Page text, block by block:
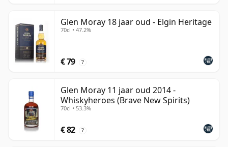
Glen Moray 18 jaar oud - Elgin Heritage
70cl • 47.2%
€ 79 ?
Glen Moray 11 jaar oud 2014 -
Whiskyheroes (Brave New Spirits)
70cl • 53.3%
€ 82 ?